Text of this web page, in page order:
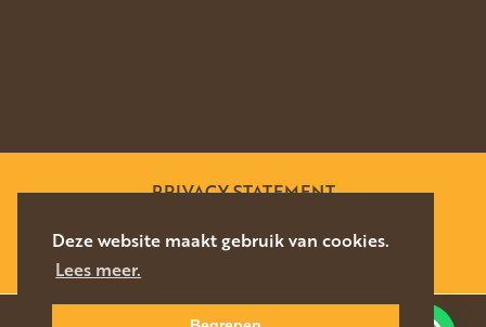
Deze website maakt gebruik van cookies.
Lees meer.
PRIVACY STATEMENT
WEBSITE DOOR